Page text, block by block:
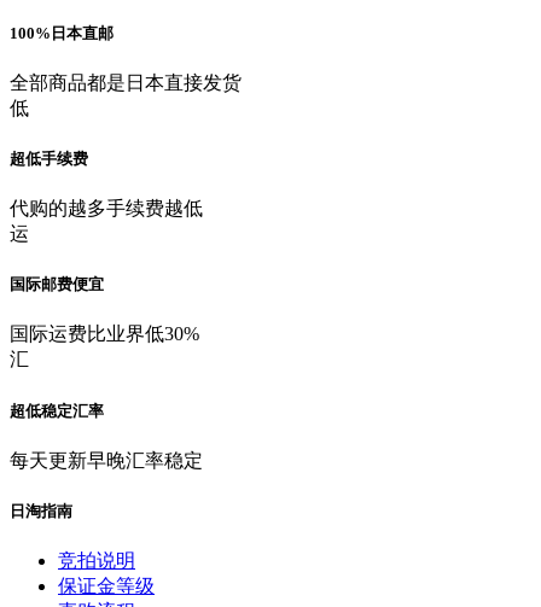
100%日本直邮
全部商品都是日本直接发货
低
超低手续费
代购的越多手续费越低
运
国际邮费便宜
国际运费比业界低30%
汇
超低稳定汇率
每天更新早晚汇率稳定
日淘指南
竞拍说明
保证金等级